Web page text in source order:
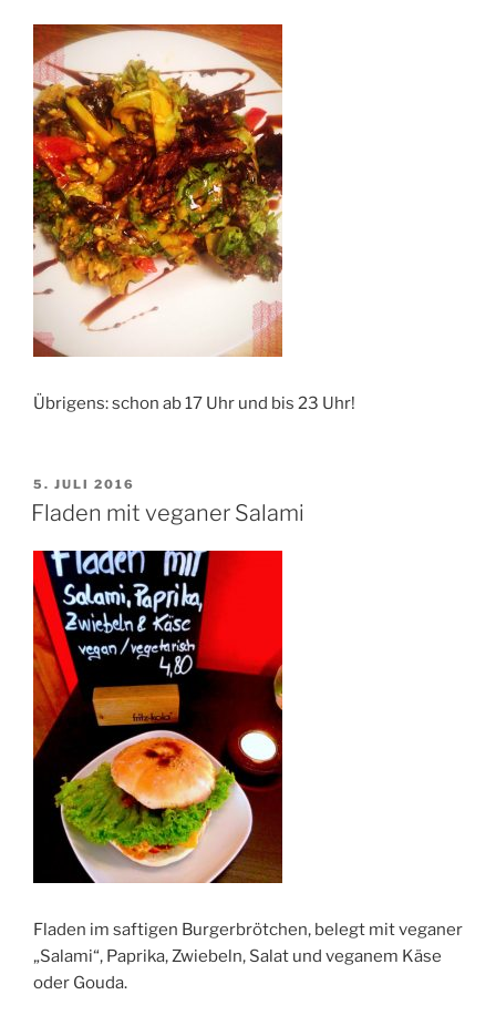
Übrigens: schon ab 17 Uhr und bis 23 Uhr!
VERÖFFENTLICHT
AM
5. JULI 2016
Fladen mit veganer Salami
Fladen im saftigen Burgerbrötchen, belegt mit veganer
„Salami“, Paprika, Zwiebeln, Salat und veganem Käse
oder Gouda.